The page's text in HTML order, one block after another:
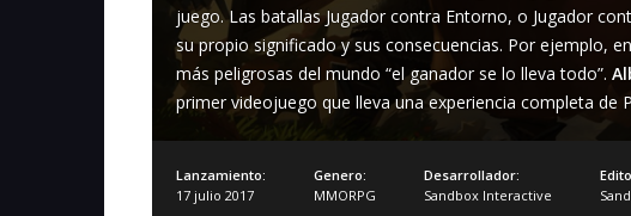
juego. Las batallas Jugador contra Entorno, o Jugador
su propio significado y sus consecuencias. Por ejemplo,
más peligrosas del mundo “el ganador se lo lleva todo”.
primer videojuego que lleva una experiencia completa de
Lanzamiento:
17 julio 2017
Genero:
MMORPG
Desarrollador:
Sandbox Interactive